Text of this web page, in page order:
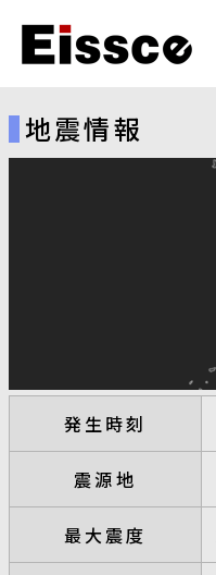
地震情報
発生時刻
震源地
最大震度